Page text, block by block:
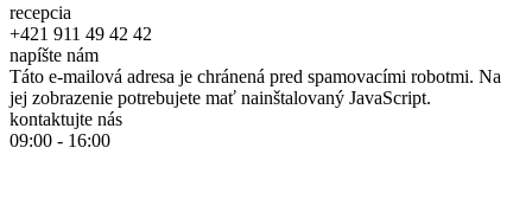
recepcia
+421 911 49 42 42
napíšte nám
Táto e-mailová adresa je chránená pred spamovacími robotmi. Na
jej zobrazenie potrebujete mať nainštalovaný JavaScript.
kontaktujte nás
09:00 - 16:00